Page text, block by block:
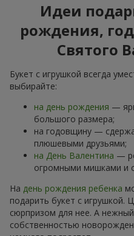
Идеи
рождения,
Святого
Букет с игрушкой всегда
выбирайте:
на день рождения —
большого размера;
на годовщину —
плюшевыми друзьями;
на День Валентина —
огромными мишками и
На день рождения ребенка
подарить букет с игрушкой.
сюрпризом для нее. А
собственностью